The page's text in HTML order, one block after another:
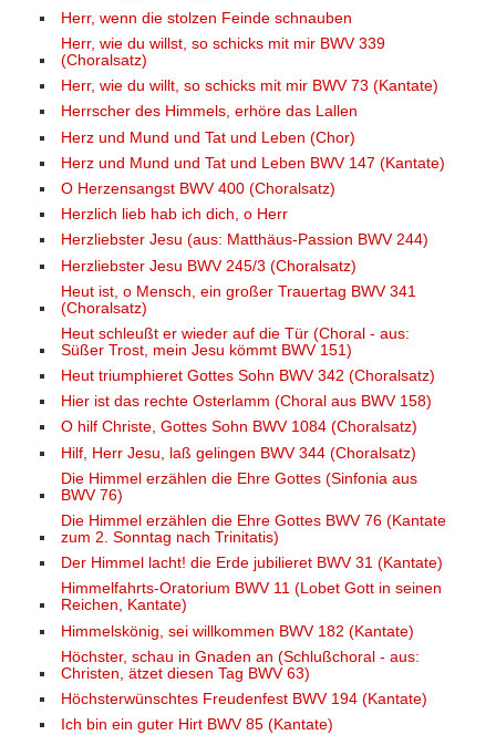
Herr, wenn die stolzen Feinde schnauben
Herr, wie du willst, so schicks mit mir BWV 339
(Choralsatz)
Herr, wie du willt, so schicks mit mir BWV 73 (Kantate)
Herrscher des Himmels, erhöre das Lallen
Herz und Mund und Tat und Leben (Chor)
Herz und Mund und Tat und Leben BWV 147 (Kantate)
O Herzensangst BWV 400 (Choralsatz)
Herzlich lieb hab ich dich, o Herr
Herzliebster Jesu (aus: Matthäus-Passion BWV 244)
Herzliebster Jesu BWV 245/3 (Choralsatz)
Heut ist, o Mensch, ein großer Trauertag BWV 341
(Choralsatz)
Heut schleußt er wieder auf die Tür (Choral - aus:
Süßer Trost, mein Jesu kömmt BWV 151)
Heut triumphieret Gottes Sohn BWV 342 (Choralsatz)
Hier ist das rechte Osterlamm (Choral aus BWV 158)
O hilf Christe, Gottes Sohn BWV 1084 (Choralsatz)
Hilf, Herr Jesu, laß gelingen BWV 344 (Choralsatz)
Die Himmel erzählen die Ehre Gottes (Sinfonia aus
BWV 76)
Die Himmel erzählen die Ehre Gottes BWV 76 (Kantate
zum 2. Sonntag nach Trinitatis)
Der Himmel lacht! die Erde jubilieret BWV 31 (Kantate)
Himmelfahrts-Oratorium BWV 11 (Lobet Gott in seinen
Reichen, Kantate)
Himmelskönig, sei willkommen BWV 182 (Kantate)
Höchster, schau in Gnaden an (Schlußchoral - aus:
Christen, ätzet diesen Tag BWV 63)
Höchsterwünschtes Freudenfest BWV 194 (Kantate)
Ich bin ein guter Hirt BWV 85 (Kantate)